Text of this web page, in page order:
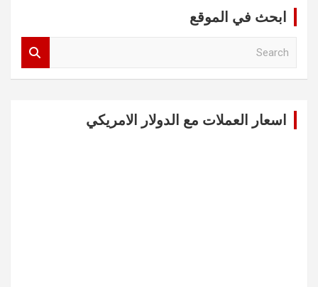
ابحث في الموقع
اسعار العملات مع الدولار الامريكي